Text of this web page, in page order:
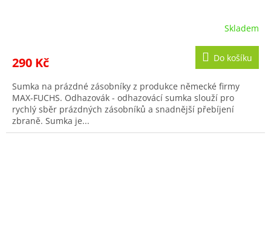
Skladem
290 Kč Do košíku
Sumka na prázdné zásobníky z produkce německé firmy
MAX-FUCHS. Odhazovák - odhazovácí sumka slouží pro
rychlý sběr prázdných zásobníků a snadnější přebíjení
zbraně. Sumka je...